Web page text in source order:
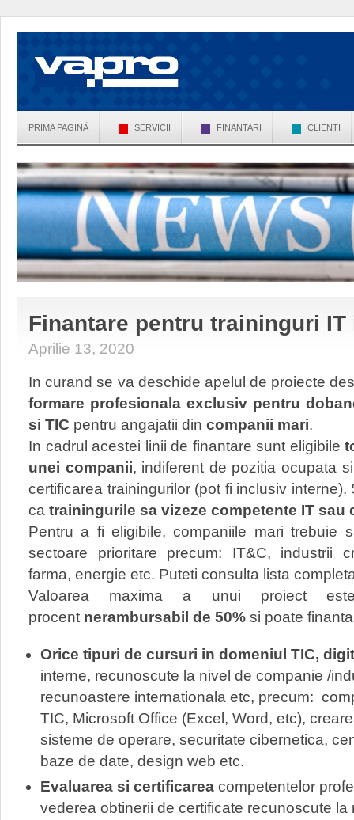
PRIMA PAGINĂ SERVICII FINANTARI CLIENTI
Finantare pentru traininguri
Aprilie 13, 2020
In curand se va deschide apelul de proiecte
formare profesionala exclusiv pentru
si TIC pentru angajatii din companii mari.
In cadrul acestei linii de finantare sunt eligibile
unei companii, indiferent de pozitia ocupata
certificarea trainingurilor (pot fi inclusiv
ca trainingurile sa vizeze competente IT sau
Pentru a fi eligibile, companiile mari trebuie
sectoare prioritare precum: IT&C, industrii
farma, energie etc. Puteti consulta lista
Valoarea maxima a unui proiect
procent nerambursabil de 50% si poate
Orice tipuri de cursuri in domeniul TIC,
interne, recunoscute la nivel de companie /
recunoastere internationala etc, precum:
TIC, Microsoft Office (Excel, Word, etc),
sisteme de operare, securitate cibernetica,
baze de date, design web etc.
Evaluarea si certificarea competentelor
vederea obtinerii de certificate recunoscute la